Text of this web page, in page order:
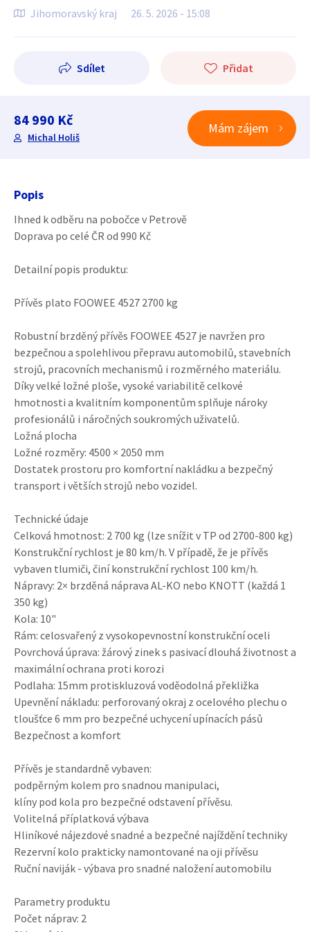
Jihomoravský kraj 26. 5. 2026 - 15:08
Sdílet Přidat
84 990 Kč
Michal Holiš
Mám zájem
Popis
Ihned k odběru na pobočce v Petrově
Doprava po celé ČR od 990 Kč
Detailní popis produktu:
Přívěs plato FOOWEE 4527 2700 kg
Robustní brzděný přívěs FOOWEE 4527 je navržen pro
bezpečnou a spolehlivou přepravu automobilů, stavebních
strojů, pracovních mechanismů i rozměrného materiálu.
Díky velké ložné ploše, vysoké variabilitě celkové
hmotnosti a kvalitním komponentům splňuje nároky
profesionálů i náročných soukromých uživatelů.
Ložná plocha
Ložné rozměry: 4500 × 2050 mm
Dostatek prostoru pro komfortní nakládku a bezpečný
transport i větších strojů nebo vozidel.
Technické údaje
Celková hmotnost: 2 700 kg (lze snížit v TP od 2700-800 kg)
Konstrukční rychlost je 80 km/h. V případě, že je přívěs
vybaven tlumiči, činí konstrukční rychlost 100 km/h.
Nápravy: 2× brzděná náprava AL-KO nebo KNOTT (každá 1
350 kg)
Kola: 10"
Rám: celosvařený z vysokopevnostní konstrukční oceli
Povrchová úprava: žárový zinek s pasivací dlouhá životnost a
maximální ochrana proti korozi
Podlaha: 15mm protiskluzová voděodolná překližka
Upevnění nákladu: perforovaný okraj z ocelového plechu o
tloušťce 6 mm pro bezpečné uchycení upínacích pásů
Bezpečnost a komfort
Přívěs je standardně vybaven:
podpěrným kolem pro snadnou manipulaci,
klíny pod kola pro bezpečné odstavení přívěsu.
Volitelná příplatková výbava
Hliníkové nájezdové snadné a bezpečné najíždění techniky
Rezervní kolo prakticky namontované na oji přívěsu
Ruční naviják - výbava pro snadné naložení automobilu
Parametry produktu
Počet náprav: 2